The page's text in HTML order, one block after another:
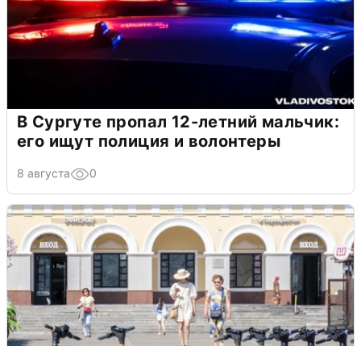
В Сургуте пропал 12-летний мальчик:
его ищут полиция и волонтеры
8 августа 0